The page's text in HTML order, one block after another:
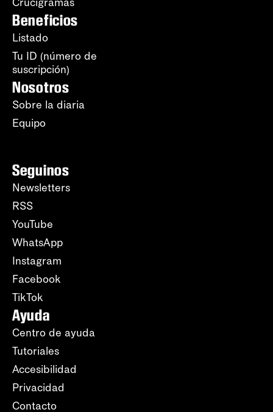
Beneficios
Listado
Tu ID (número de
suscripción)
Nosotros
Sobre la diaria
Equipo
Seguinos
Newsletters
RSS
YouTube
WhatsApp
Instagram
Facebook
TikTok
Ayuda
Centro de ayuda
Tutoriales
Accesibilidad
Privacidad
Contacto